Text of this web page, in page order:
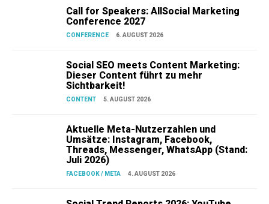
Call for Speakers: AllSocial Marketing
Conference 2027
CONFERENCE 6. AUGUST 2026
Social SEO meets Content Marketing:
Dieser Content führt zu mehr
Sichtbarkeit!
CONTENT 5. AUGUST 2026
Aktuelle Meta-Nutzerzahlen und
Umsätze: Instagram, Facebook,
Threads, Messenger, WhatsApp (Stand:
Juli 2026)
FACEBOOK / META 4. AUGUST 2026